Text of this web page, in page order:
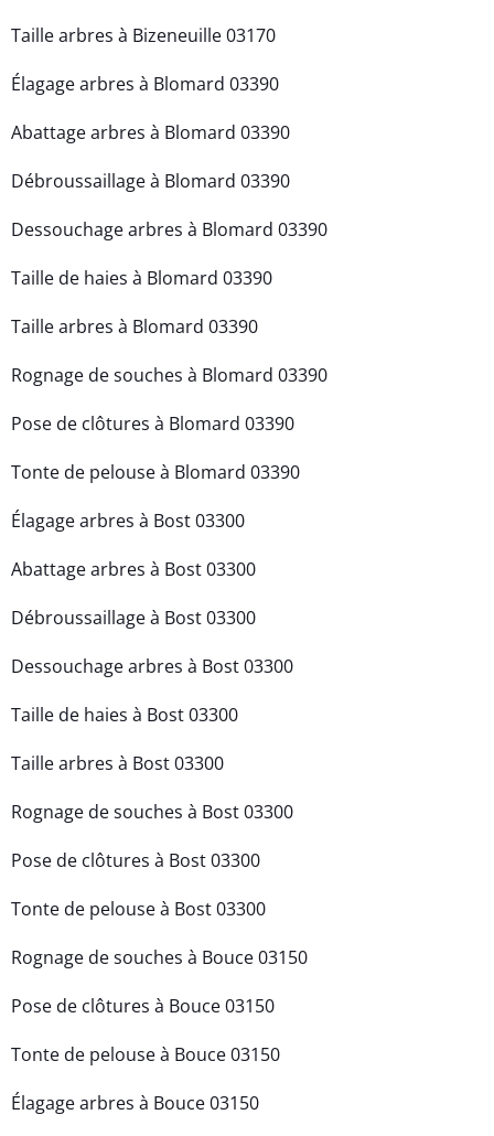
Taille arbres à Bizeneuille 03170
Élagage arbres à Blomard 03390
Abattage arbres à Blomard 03390
Débroussaillage à Blomard 03390
Dessouchage arbres à Blomard 03390
Taille de haies à Blomard 03390
Taille arbres à Blomard 03390
Rognage de souches à Blomard 03390
Pose de clôtures à Blomard 03390
Tonte de pelouse à Blomard 03390
Élagage arbres à Bost 03300
Abattage arbres à Bost 03300
Débroussaillage à Bost 03300
Dessouchage arbres à Bost 03300
Taille de haies à Bost 03300
Taille arbres à Bost 03300
Rognage de souches à Bost 03300
Pose de clôtures à Bost 03300
Tonte de pelouse à Bost 03300
Rognage de souches à Bouce 03150
Pose de clôtures à Bouce 03150
Tonte de pelouse à Bouce 03150
Élagage arbres à Bouce 03150